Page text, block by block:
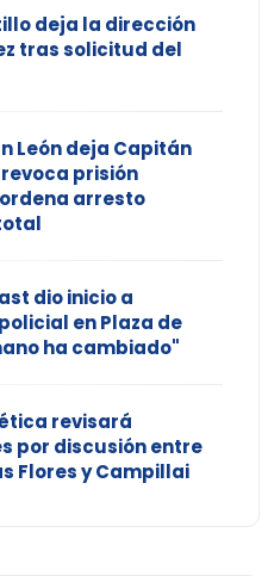
deja la dirección
tras solicitud del
León deja Capitán
prisión
arresto
dio inicio a
en Plaza de
ha cambiado"
revisará
por discusión entre
Flores y Campillai